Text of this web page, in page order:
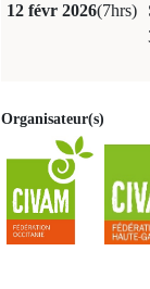
12 févr 2026(7hrs)
Organisateur(s)